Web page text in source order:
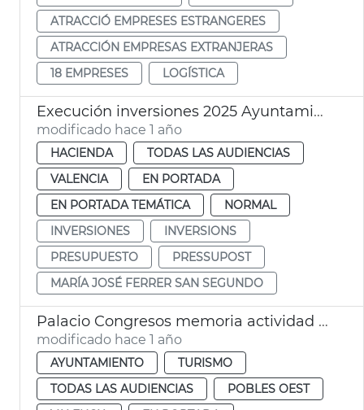
ATRACCIÓ EMPRESES ESTRANGERES
ATRACCIÓN EMPRESAS EXTRANJERAS
18 EMPRESES
LOGÍSTICA
Execución inversiones 2025 Ayuntamiento València
modificado hace 1 año
HACIENDA
TODAS LAS AUDIENCIAS
VALENCIA
EN PORTADA
EN PORTADA TEMÁTICA
NORMAL
INVERSIONES
INVERSIONS
PRESUPUESTO
PRESSUPOST
MARÍA JOSÉ FERRER SAN SEGUNDO
Palacio Congresos memoria actividad 2024
modificado hace 1 año
AYUNTAMIENTO
TURISMO
TODAS LAS AUDIENCIAS
POBLES OEST